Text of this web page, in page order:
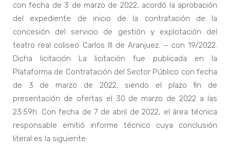
con fecha de 3 de marzo de 2022, acordó la aprobación
del expediente de inicio de la contratación de la
concesión del servicio de gestión y explotación del
teatro real coliseo Carlos III de Aranjuez. – con 19/2022.
Dicha licitación La licitación fue publicada en la
Plataforma de Contratación del Sector Público con fecha
de 3 de marzo de 2022, siendo el plazo fin de
presentación de ofertas el 30 de marzo de 2022 a las
23:59h. Con fecha de 7 de abril de 2022, el área técnica
responsable emitió informe técnico cuya conclusión
literal es la siguiente: